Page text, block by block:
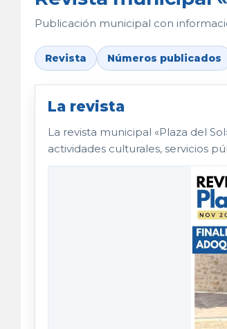
Publicación municipal con
Revista Números publicados
La revista
La revista municipal «Plaza del
actividades culturales, servicios